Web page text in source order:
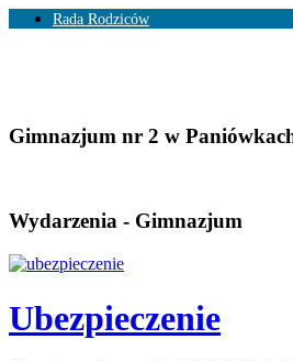
Rada Rodziców
Gimnazjum nr 2 w
Wydarzenia - Gimnazjum
Ubezpieczenie